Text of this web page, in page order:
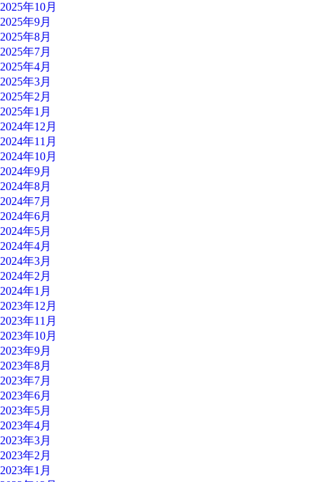
2025年10月
2025年9月
2025年8月
2025年7月
2025年4月
2025年3月
2025年2月
2025年1月
2024年12月
2024年11月
2024年10月
2024年9月
2024年8月
2024年7月
2024年6月
2024年5月
2024年4月
2024年3月
2024年2月
2024年1月
2023年12月
2023年11月
2023年10月
2023年9月
2023年8月
2023年7月
2023年6月
2023年5月
2023年4月
2023年3月
2023年2月
2023年1月